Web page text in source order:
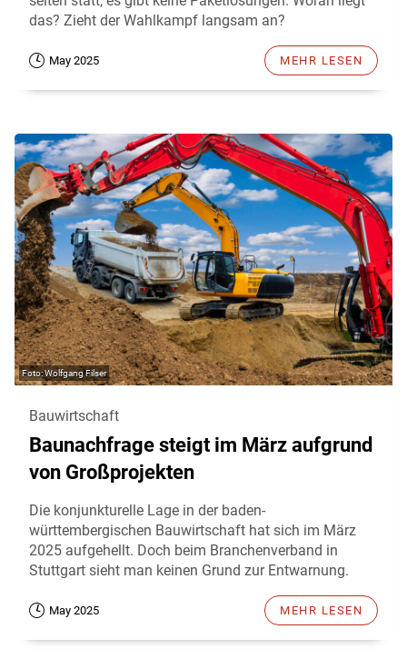
das? Zieht der Wahlkampf langsam an?
May 2025 MEHR LESEN
Wolfgang Filser
Bauwirtschaft
Baunachfrage steigt im März aufgrund
von Großprojekten
Die konjunkturelle Lage in der baden-
württembergischen Bauwirtschaft hat sich im März
2025 aufgehellt. Doch beim Branchenverband in
Stuttgart sieht man keinen Grund zur Entwarnung.
May 2025 MEHR LESEN